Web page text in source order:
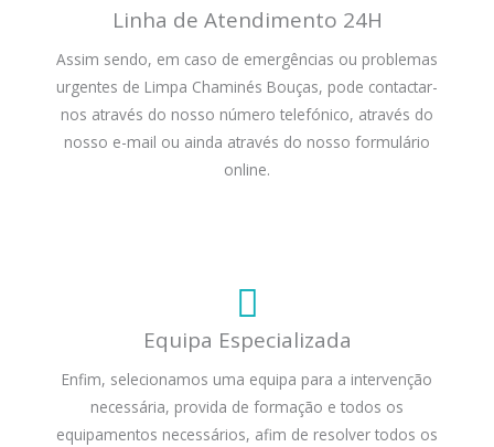
Linha de Atendimento 24H
Assim sendo, em caso de emergências ou problemas
urgentes de Limpa Chaminés Bouças, pode contactar-
nos através do nosso número telefónico, através do
nosso e-mail ou ainda através do nosso formulário
online.
Equipa Especializada
Enfim, selecionamos uma equipa para a intervenção
necessária, provida de formação e todos os
equipamentos necessários, afim de resolver todos os